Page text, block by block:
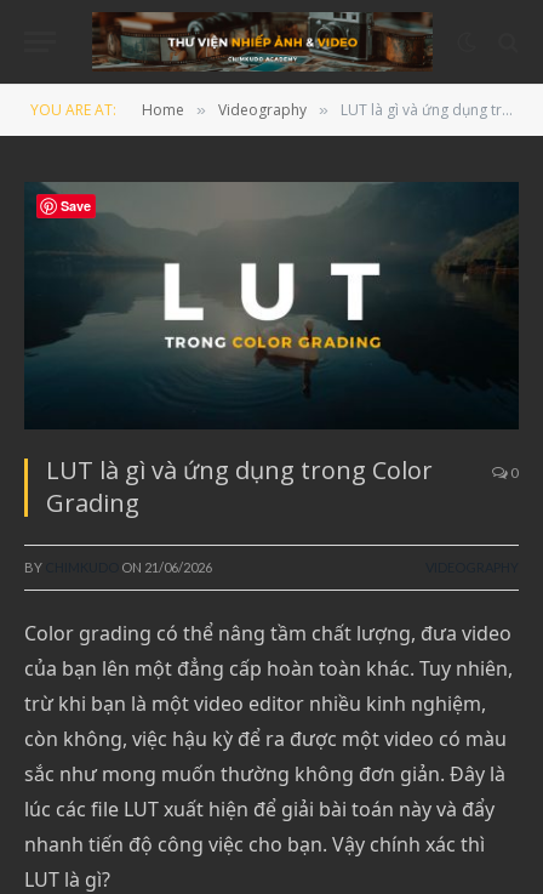
YOU ARE AT: Home » Videography » LUT là gì và ứng dụng trong Color Grading
LUT là gì và ứng dụng trong Color
Grading
0
BY ON 21/06/2026
Color grading có thể nâng tầm chất lượng, đưa video
của bạn lên một đẳng cấp hoàn toàn khác. Tuy nhiên,
trừ khi bạn là một video editor nhiều kinh nghiệm,
còn không, việc hậu kỳ để ra được một video có màu
sắc như mong muốn thường không đơn giản. Đây là
lúc các file LUT xuất hiện để giải bài toán này và đẩy
nhanh tiến độ công việc cho bạn. Vậy chính xác thì
LUT là gì?
Save